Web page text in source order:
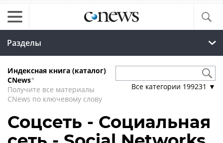
Разделы
Индексная книга (каталог)
CNews*
Получите все материалы
CNews по ключевому слову
Все категории 199231 ▼
Соцсеть - Социальная